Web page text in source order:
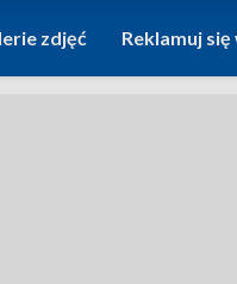
zdjęć Reklamuj